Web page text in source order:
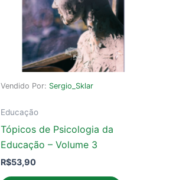
Vendido Por: Sergio_Sklar
Educação
Tópicos de Psicologia da
Educação – Volume 3
R$53,90